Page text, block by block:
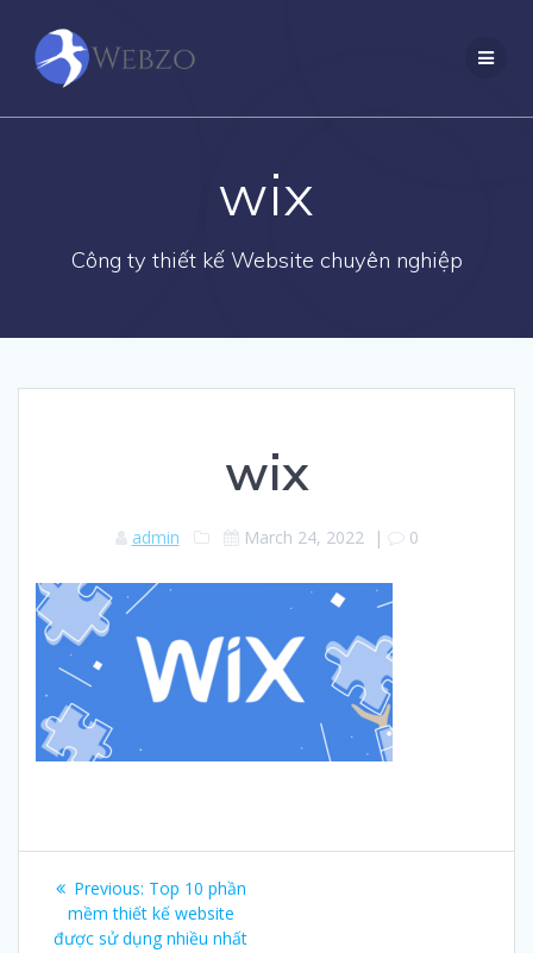
wix
Công ty thiết kế Website chuyên nghiệp
wix
admin March 24, 2022 | 0
Post
navigation
Previous: Previous
post:
Top 10 phần
mềm thiết kế website
được sử dụng nhiều nhất